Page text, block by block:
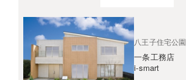
八王子住宅公園
一条工務店
i-smart